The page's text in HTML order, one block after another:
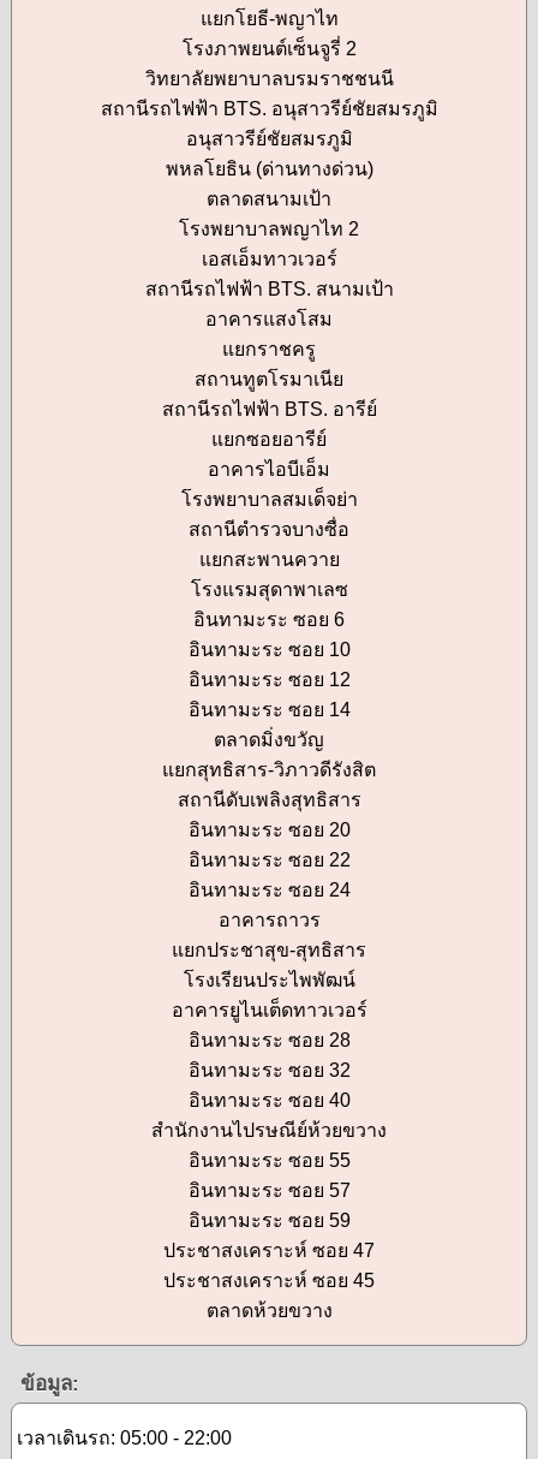
แยกโยธี-พญาไท
โรงภาพยนต์เซ็นจูรี่ 2
วิทยาลัยพยาบาลบรมราชชนนี
สถานีรถไฟฟ้า BTS. อนุสาวรีย์ชัยสมรภูมิ
อนุสาวรีย์ชัยสมรภูมิ
พหลโยธิน (ด่านทางด่วน)
ตลาดสนามเป้า
โรงพยาบาลพญาไท 2
เอสเอ็มทาวเวอร์
สถานีรถไฟฟ้า BTS. สนามเป้า
อาคารแสงโสม
แยกราชครู
สถานทูตโรมาเนีย
สถานีรถไฟฟ้า BTS. อารีย์
แยกซอยอารีย์
อาคารไอบีเอ็ม
โรงพยาบาลสมเด็จย่า
สถานีตำรวจบางซื่อ
แยกสะพานควาย
โรงแรมสุดาพาเลซ
อินทามะระ ซอย 6
อินทามะระ ซอย 10
อินทามะระ ซอย 12
อินทามะระ ซอย 14
ตลาดมิ่งขวัญ
แยกสุทธิสาร-วิภาวดีรังสิต
สถานีดับเพลิงสุทธิสาร
อินทามะระ ซอย 20
อินทามะระ ซอย 22
อินทามะระ ซอย 24
อาคารถาวร
แยกประชาสุข-สุทธิสาร
โรงเรียนประไพพัฒน์
อาคารยูไนเต็ดทาวเวอร์
อินทามะระ ซอย 28
อินทามะระ ซอย 32
อินทามะระ ซอย 40
สำนักงานไปรษณีย์ห้วยขวาง
อินทามะระ ซอย 55
อินทามะระ ซอย 57
อินทามะระ ซอย 59
ประชาสงเคราะห์ ซอย 47
ประชาสงเคราะห์ ซอย 45
ตลาดห้วยขวาง
ข้อมูล:
เวลาเดินรถ: 05:00 - 22:00